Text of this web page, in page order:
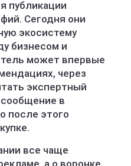
публикации
Сегодня они
экосистему
бизнесом и
может впервые
через
экспертный
в
после этого
все чаще
а о воронке